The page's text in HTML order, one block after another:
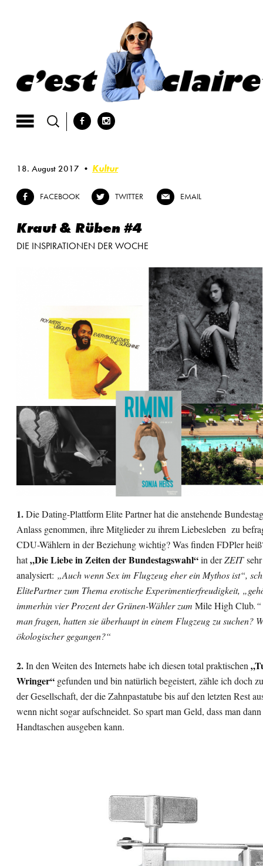
b x
18. August 2017 Kultur
b FACEBOOK a TWITTER @ EMAIL
Kraut & Rüben #4
DIE INSPIRATIONEN DER WOCHE
1.Die Dating-Plattform Elite Partner hat die anstehende
Anlass genommen, ihre Mitglieder zu ihrem Liebesleben zu
CDU-Wählern in der Beziehung wichtig? Was finden FDPler
hat„Die Liebe in Zeiten der Bundestagswahl“in derZEITsehr
analysiert: „Auch wenn Sex im Flugzeug eher ein Mythos ist“,
ElitePartner zum Thema erotische Experimentierfreudigkeit,
immerhin vier Prozent der Grünen-Wähler zum Mile High Club.“
man fragen, hatten sie überhaupt in einem Flugzeug zu suchen?
ökologischer gegangen?“
2.In den Weiten des Internets habe ich diesen total praktischen
Wringer“ gefunden und bin natürlich begeistert, zähle ich doch
der Gesellschaft, der die Zahnpastatube bis auf den letzten Rest
wenn nicht sogar aufschneidet. So spart man Geld, dass man
Handtaschen ausgeben kann.